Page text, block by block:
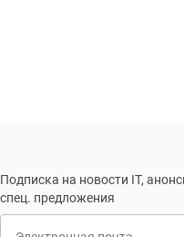
Подписка на новости IT,
спец. предложения